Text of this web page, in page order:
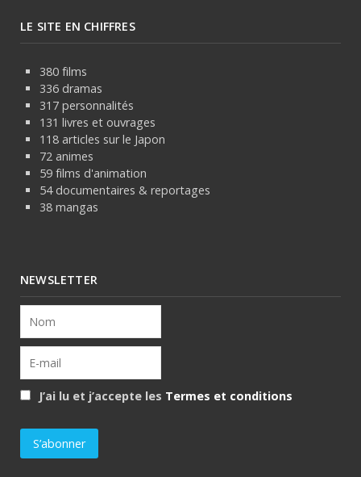
LE SITE EN CHIFFRES
380 films
336 dramas
317 personnalités
131 livres et ouvrages
118 articles sur le Japon
72 animes
59 films d'animation
54 documentaires & reportages
38 mangas
NEWSLETTER
J’ai lu et j’accepte les Termes et conditions